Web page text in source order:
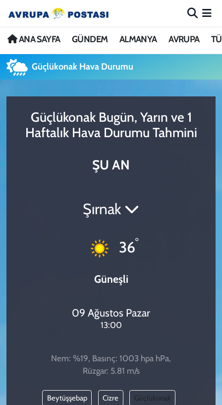
ANA SAYFA GÜNDEM ALMANYA AVRUPA
Güçlükonak Hava Durumu
Güçlükonak Bugün, Yarın ve 1
Haftalık Hava Durumu Tahmini
ŞU AN
Şırnak
36°
Güneşli
09 Ağustos Pazar
13:00
Nem: %19, Basınç: 1003 hpa hPa,
Rüzgar: 5.81 m/s
Beytüşşebap Cizre Güçlükonak
ANA SAYFA
GÜNDEM
AVRUPA
TÜRKİYE
Nöbetçi Eczaneler
Hava Durumu
Trafik Durumu
Avrupa Ligi Puan Durumu ve Fikstür